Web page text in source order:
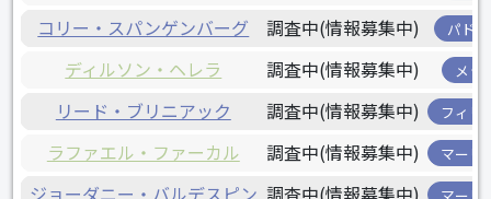
コリー・スパンゲンバーグ 調査中(情報募集中) パド
ディルソン・ヘレラ 調査中(情報募集中) メッ
リード・ブリニアック 調査中(情報募集中) フィリ
ラファエル・ファーカル 調査中(情報募集中) マーリ
ジョーダニー・バルデスピン 調査中(情報募集中)